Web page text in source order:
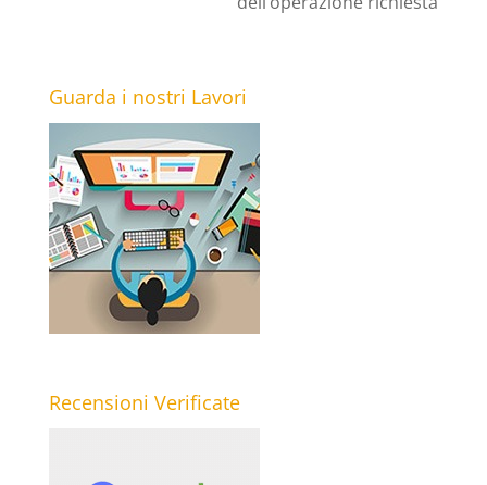
Guarda i nostri Lavori
Recensioni Verificate